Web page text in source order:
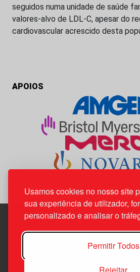
Usamos cookies no nosso site
sua experiência de utilizador,
personalizado e analisar o
Permitir Todos
seguidos numa unidade de saúde
valores-alvo de LDL-C, apesar do
cardiovascular acrescido desta
APOIOS
Edif. Lisboa Oriente | Av. Infante D.
1800-282 Lisboa | Portugal